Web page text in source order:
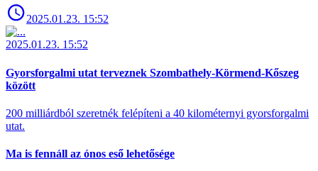
2025.01.23. 15:52
2025.01.23. 15:52
Gyorsforgalmi utat terveznek Szombathely-Körmend-Kőszeg
között
200 milliárdból szeretnék felépíteni a 40 kilométernyi gyorsforgalmi
utat.
Ma is fennáll az ónos eső lehetősége